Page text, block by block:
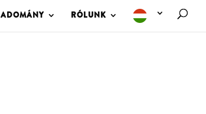
ADOMÁNY RÓLUNK